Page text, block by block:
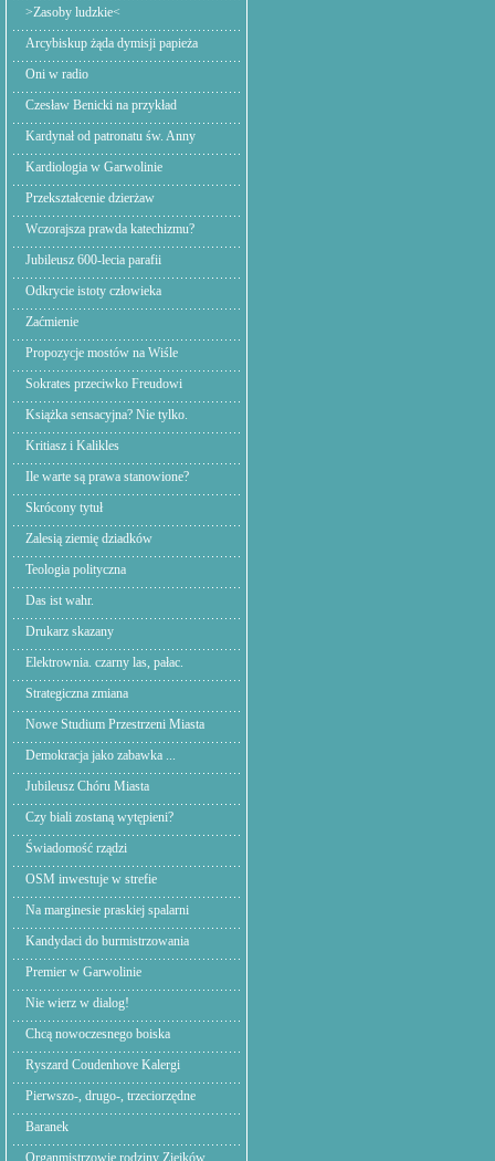
>Zasoby ludzkie<
Arcybiskup żąda dymisji papieża
Oni w radio
Czesław Benicki na przykład
Kardynał od patronatu św. Anny
Kardiologia w Garwolinie
Przekształcenie dzierżaw
Wczorajsza prawda katechizmu?
Jubileusz 600-lecia parafii
Odkrycie istoty człowieka
Zaćmienie
Propozycje mostów na Wiśle
Sokrates przeciwko Freudowi
Książka sensacyjna? Nie tylko.
Kritiasz i Kalikles
Ile warte są prawa stanowione?
Skrócony tytuł
Zalesią ziemię dziadków
Teologia polityczna
Das ist wahr.
Drukarz skazany
Elektrownia. czarny las, pałac.
Strategiczna zmiana
Nowe Studium Przestrzeni Miasta
Demokracja jako zabawka ...
Jubileusz Chóru Miasta
Czy biali zostaną wytępieni?
Świadomość rządzi
OSM inwestuje w strefie
Na marginesie praskiej spalarni
Kandydaci do burmistrzowania
Premier w Garwolinie
Nie wierz w dialog!
Chcą nowoczesnego boiska
Ryszard Coudenhove Kalergi
Pierwszo-, drugo-, trzeciorzędne
Baranek
Organmistrzowie rodziny Ziejków